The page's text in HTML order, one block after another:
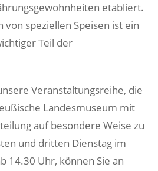
etabliert.
von speziellen Speisen ist ein
Teil der
Veranstaltungsreihe, die
Landesmuseum mit
auf besondere Weise zu
und dritten Dienstag im
14.30 Uhr, können Sie an